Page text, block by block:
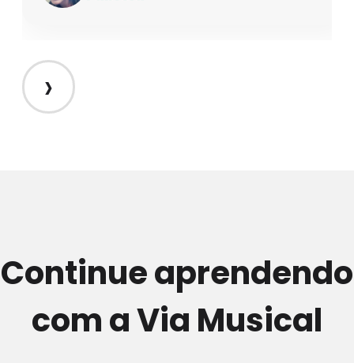
›
Continue aprendendo
com a Via Musical